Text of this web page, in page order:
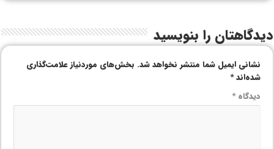
دیدگاهتان را بنویسید
نشانی ایمیل شما منتشر نخواهد شد. بخش‌های موردنیاز علامت‌گذاری
شده‌اند*
دیدگاه*